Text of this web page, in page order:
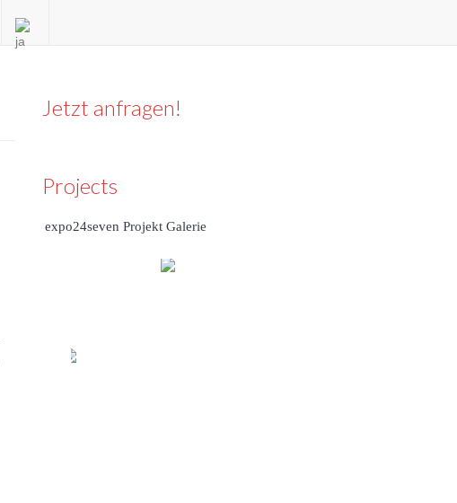
Jetzt anfragen!
Projects
expo24seven Projekt Galerie